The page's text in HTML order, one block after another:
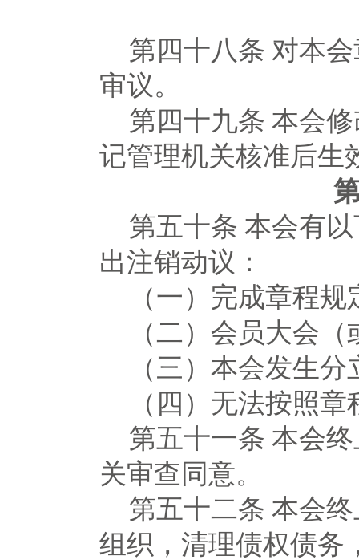
第四十八条 对本
审议。
第四十九条 本会
记管理机关核准后生
第五十条 本会有
出注销动议：
（一）完成章程
（二）会员大会
（三）本会发生
（四）无法按照
第五十一条 本会
关审查同意。
第五十二条 本会
组织，清理债权债务